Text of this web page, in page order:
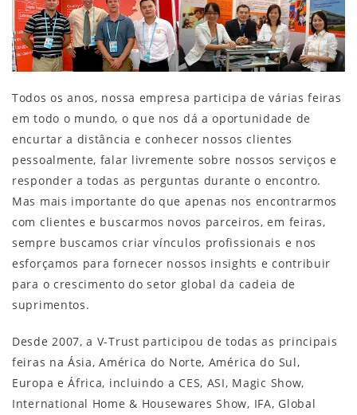
Todos os anos, nossa empresa participa de várias feiras
em todo o mundo, o que nos dá a oportunidade de
encurtar a distância e conhecer nossos clientes
pessoalmente, falar livremente sobre nossos serviços e
responder a todas as perguntas durante o encontro.
Mas mais importante do que apenas nos encontrarmos
com clientes e buscarmos novos parceiros, em feiras,
sempre buscamos criar vínculos profissionais e nos
esforçamos para fornecer nossos insights e contribuir
para o crescimento do setor global da cadeia de
suprimentos.
Desde 2007, a V-Trust participou de todas as principais
feiras na Ásia, América do Norte, América do Sul,
Europa e África, incluindo a CES, ASI, Magic Show,
International Home & Housewares Show, IFA, Global